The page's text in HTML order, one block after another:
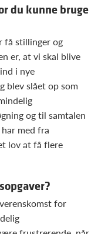
du kunne bruge
få stillinger og
er, at vi skal blive
i nye
blev slået op som
og til samtalen
med fra
lov at få flere
for